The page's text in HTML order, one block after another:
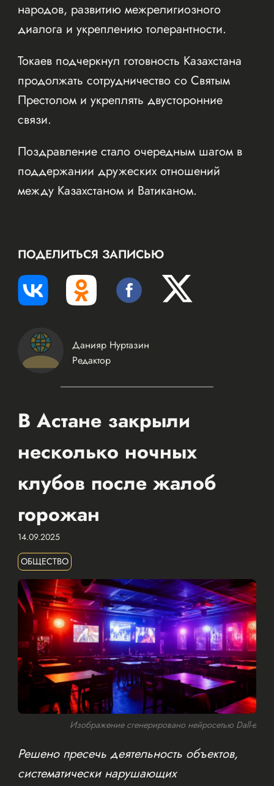
народов, развитию межрелигиозного
диалога и укреплению толерантности.
Токаев подчеркнул готовность Казахстана
продолжать сотрудничество со Святым
Престолом и укреплять двусторонние
связи.
Поздравление стало очередным шагом в
поддержании дружеских отношений
между Казахстаном и Ватиканом.
ПОДЕЛИТЬСЯ ЗАПИСЬЮ
Данияр Нуртазин
Редактор
В Астане закрыли
несколько ночных
клубов после жалоб
горожан
14.09.2025
ОБЩЕСТВО
Изображение сгенерировано нейросетью Dall-e
Решено пресечь деятельность объектов,
систематически нарушающих